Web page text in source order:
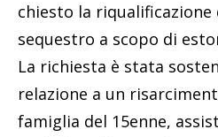
chiesto la riqualificazione
sequestro a scopo di
La richiesta è stata
relazione a un
famiglia del 15enne,